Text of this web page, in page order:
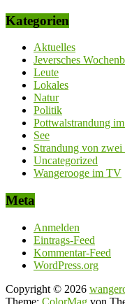
Kategorien
Aktuelles
Jeversches
Leute
Lokales
Natur
Politik
Pottwalstrandung
See
Strandung von
Uncategorized
Wangerooge im TV
Meta
Anmelden
Eintrags-Feed
Kommentar-Feed
WordPress.org
Copyright © 2026
Theme: ColorMag von